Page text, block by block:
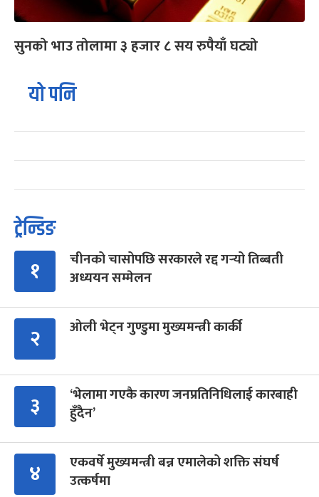
सुनको भाउ तोलामा ३ हजार ८ सय रुपैयाँ घट्यो
यो पनि
ट्रेन्डिङ
१
चीनको चासोपछि सरकारले रद्द गर्‍यो तिब्बती
अध्ययन सम्मेलन
२ ओली भेट्न गुण्डुमा मुख्यमन्त्री कार्की
३
‘भेलामा गएकै कारण जनप्रतिनिधिलाई कारबाही
हुँदैन’
४
एकवर्षे मुख्यमन्त्री बन्न एमालेको शक्ति संघर्ष
उत्कर्षमा